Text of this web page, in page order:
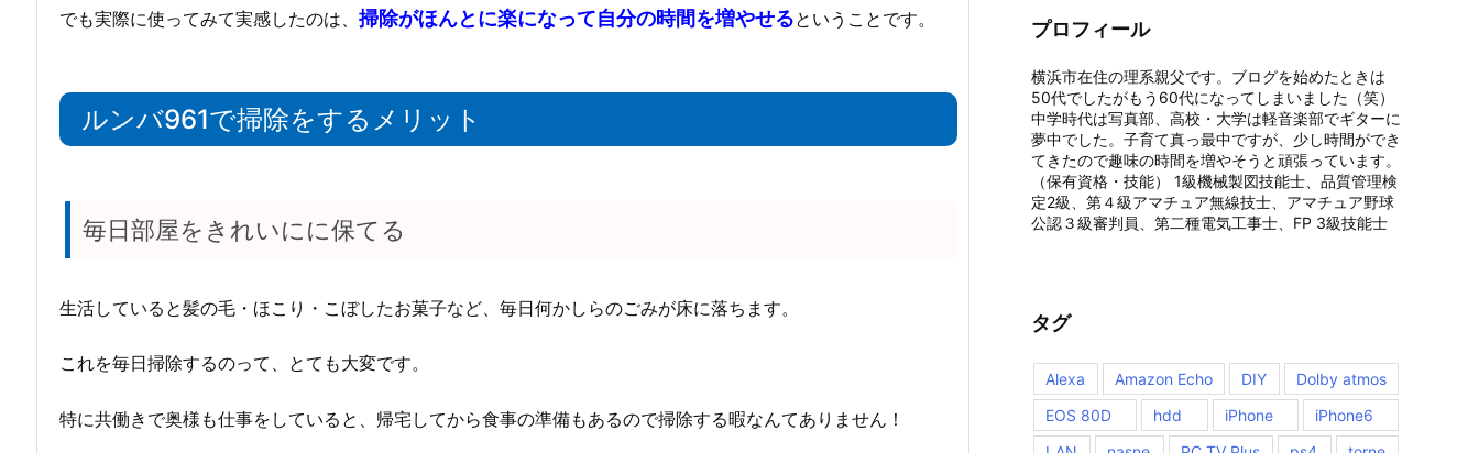
でも実際に使ってみて実感したのは、 掃除がほんとに楽になって自分の時間を増やせるということです。
ルンバ961で掃除をするメリット
毎日部屋をきれいにに保てる
生活していると髪の毛・ほこり・こぼしたお菓子など、毎日何かしらのごみが床に落ちます。
これを毎日掃除するのって、とても大変です。
特に共働きで奥様も仕事をしていると、帰宅してから食事の準備もあるので掃除する暇なんてありません！
プロフィール
横浜市在住の理系親父です。ブログを始めたときは
50代でしたがもう60代になってしまいました（笑）
中学時代は写真部、高校・大学は軽音楽部でギターに
夢中でした。子育て真っ最中ですが、少し時間ができ
てきたので趣味の時間を増やそうと頑張っています。
（保有資格・技能） 1級機械製図技能士、品質管理検
定2級、第４級アマチュア無線技士、アマチュア野球
公認３級審判員、第二種電気工事士、FP 3級技能士
タグ
Alexa Amazon Echo DIY
Dolby atmos
EOS 80D
hdd iPhone
iPhone6